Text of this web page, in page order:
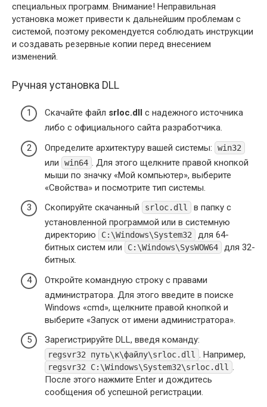
специальных программ. Внимание! Неправильная
установка может привести к дальнейшим проблемам с
системой, поэтому рекомендуется соблюдать инструкции
и создавать резервные копии перед внесением
изменений.
Ручная установка DLL
Скачайте файл srloc.dll
с надежного источника
либо с официального сайта разработчика.
Определите архитектуру вашей системы:
win32
или win64 . Для этого щелкните правой кнопкой
мыши по значку «Мой компьютер», выберите
«Свойства» и посмотрите тип системы.
Скопируйте скачанный
srloc.dll
в папку с
установленной программой или в системную
директорию
C:\Windows\System32
для 64-
битных систем или
C:\Windows\SysWOW64
для 32-
битных.
Откройте командную строку с правами
администратора. Для этого введите в поиске
Windows «cmd», щелкните правой кнопкой и
выберите «Запуск от имени администратора».
Зарегистрируйте DLL, введя команду:
regsvr32 путь\к\файлу\srloc.dll . Например,
regsvr32 C:\Windows\System32\srloc.dll .
После этого нажмите Enter и дождитесь
сообщения об успешной регистрации.